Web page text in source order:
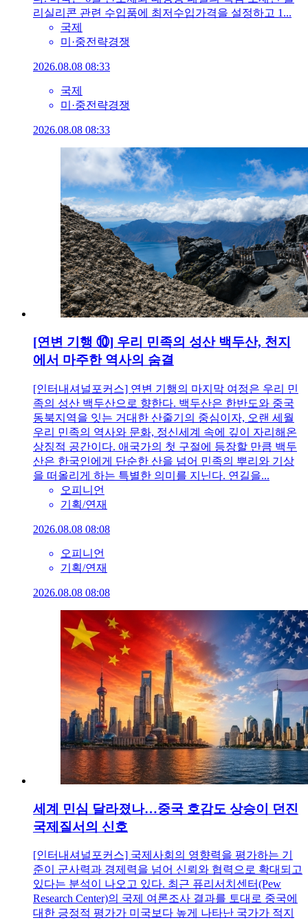
리실리콘 관련 수입품에 최저수입가격을 설정하고 1...
국제
미·중전략경쟁
2026.08.08 08:33
국제
미·중전략경쟁
2026.08.08 08:33
[연변 기행 ⑩] 우리 민족의 성산 백두산, 천지
에서 마주한 역사의 숨결
[인터내셔널포커스] 연변 기행의 마지막 여정은 우리 민
족의 성산 백두산으로 향한다. 백두산은 한반도와 중국
동북지역을 잇는 거대한 산줄기의 중심이자, 오랜 세월
우리 민족의 역사와 문화, 정신세계 속에 깊이 자리해온
상징적 공간이다. 애국가의 첫 구절에 등장할 만큼 백두
산은 한국인에게 단순한 산을 넘어 민족의 뿌리와 기상
을 떠올리게 하는 특별한 의미를 지닌다. 연길을...
오피니언
기획/연재
2026.08.08 08:08
오피니언
기획/연재
2026.08.08 08:08
세계 민심 달라졌나…중국 호감도 상승이 던진
국제질서의 신호
[인터내셔널포커스] 국제사회의 영향력을 평가하는 기
준이 군사력과 경제력을 넘어 신뢰와 협력으로 확대되고
있다는 분석이 나오고 있다. 최근 퓨리서치센터(Pew
Research Center)의 국제 여론조사 결과를 토대로 중국에
대한 긍정적 평가가 미국보다 높게 나타난 국가가 적지